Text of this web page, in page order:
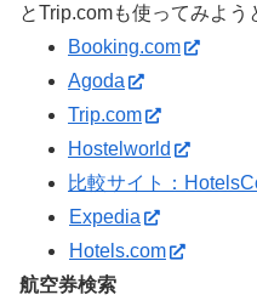
とTrip.comも使ってみよう
Booking.com
Agoda
Trip.com
Hostelworld
比較サイト：
Expedia
Hotels.com
航空券検索